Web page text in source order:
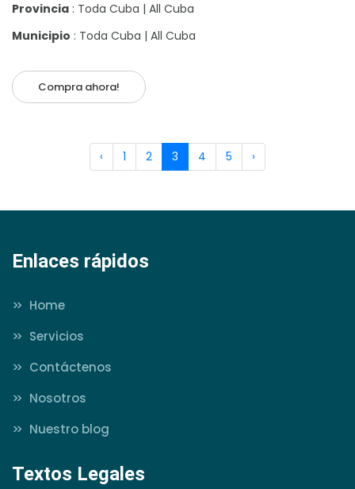
Provincia : Toda Cuba | All Cuba
Municipio : Toda Cuba | All Cuba
Compra ahora!
‹ 1 2 3 4 5 ›
Enlaces rápidos
>>
Home
>>
Servicios
>>
Contáctenos
>>
Nosotros
>>
Nuestro blog
Textos Legales